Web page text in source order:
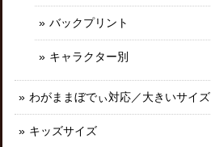
バックプリント
キャラクター別
わがままぼでぃ対応／大きいサイズ
キッズサイズ